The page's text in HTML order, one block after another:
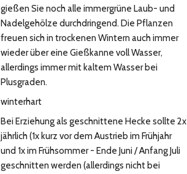
gießen Sie noch alle immergrüne Laub- und
Nadelgehölze durchdringend. Die Pflanzen
freuen sich in trockenen Wintern auch immer
wieder über eine Gießkanne voll Wasser,
allerdings immer mit kaltem Wasser bei
Plusgraden.
winterhart
Bei Erziehung als geschnittene Hecke sollte 2x
jährlich (1x kurz vor dem Austrieb im Frühjahr
und 1x im Frühsommer - Ende Juni / Anfang Juli
geschnitten werden (allerdings nicht bei